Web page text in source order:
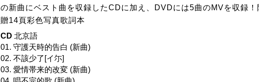
の新曲にベスト曲を収録したCDに加え、DVDには5曲のMVを収録！
贈14頁彩色写真歌詞本
CD 北京語
01. 守護天時的告白 (新曲)
02. 不該少了[イ尓]
03. 愛情帯来的改変 (新曲)